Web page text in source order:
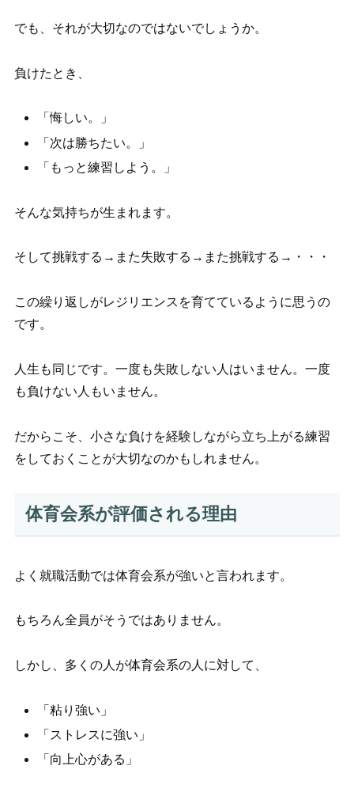
でも、それが大切なのではないでしょうか。
負けたとき、
「悔しい。」
「次は勝ちたい。」
「もっと練習しよう。」
そんな気持ちが生まれます。
そして挑戦する→また失敗する→また挑戦する→・・・
この繰り返しがレジリエンスを育てているように思うの
です。
人生も同じです。一度も失敗しない人はいません。一度
も負けない人もいません。
だからこそ、小さな負けを経験しながら立ち上がる練習
をしておくことが大切なのかもしれません。
体育会系が評価される理由
よく就職活動では体育会系が強いと言われます。
もちろん全員がそうではありません。
しかし、多くの人が体育会系の人に対して、
「粘り強い」
「ストレスに強い」
「向上心がある」